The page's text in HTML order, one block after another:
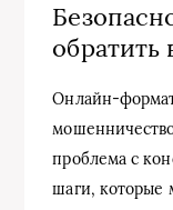
обратить
Онлайн-
проблема с
шаги, которые